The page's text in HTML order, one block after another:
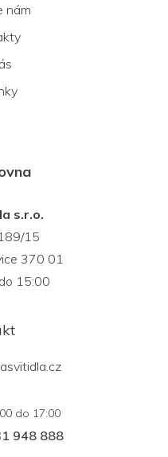
nám
s.r.o.
15
370 01
15:00
948 888